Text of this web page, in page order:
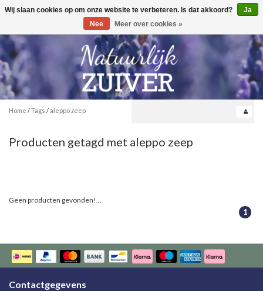
Toggle
0
Home /Tags /aleppo zeep
Producten getagd met aleppo zeep
Geen producten gevonden!...
1
Contactgegevens
Wij slaan cookies op om onze website te verbeteren. Is dat akkoord?
Ja
Nee
Meer over cookies »